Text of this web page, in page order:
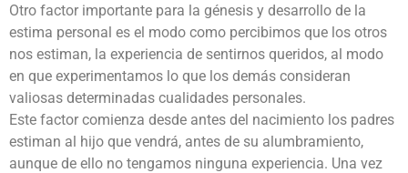
Otro factor importante para la génesis y desarrollo de la
estima personal es el modo como percibimos que los otros
nos estiman, la experiencia de sentirnos queridos, al modo
en que experimentamos lo que los demás consideran
valiosas determinadas cualidades personales.
Este factor comienza desde antes del nacimiento los padres
estiman al hijo que vendrá, antes de su alumbramiento,
aunque de ello no tengamos ninguna experiencia. Una vez